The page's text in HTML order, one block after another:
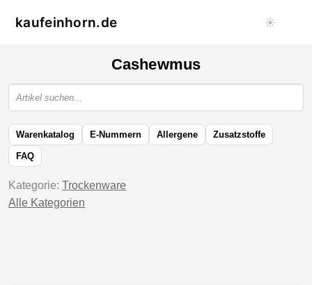
kaufeinhorn.de ☀️
Cashewmus
Warenkatalog E-Nummern Allergene Zusatzstoffe
FAQ
Kategorie: Trockenware
Alle Kategorien